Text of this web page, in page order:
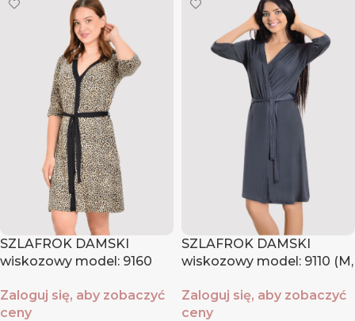
SZLAFROK DAMSKI
wiskozowy model: 9160
Zaloguj się, aby zobaczyć
ceny
SZLAFROK DAMSKI
wiskozowy model: 9110 (M,
Zaloguj się, aby zobaczyć
ceny